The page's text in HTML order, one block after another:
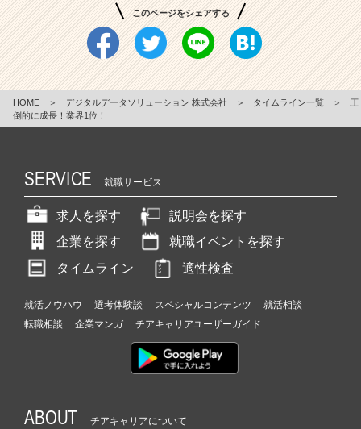
このページをシェアする
HOME ＞ デジタルデータソリューション 株式会社 ＞ タイムライン一覧 ＞
圧
倒的に成長！業界1位！
SERVICE 就職サービス
求人を探す
説明会を探す
企業を探す
就職イベントを探す
タイムライン
適性検査
就活ノウハウ 選考体験談 スペシャルコンテンツ
就活相談
転職相談
企業マンガ チアキャリアユーザーガイド
ABOUT チアキャリアについて